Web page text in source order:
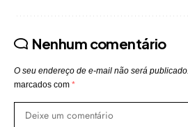
Nenhum comentário
O seu endereço de e-mail não será publicado.
marcados com *